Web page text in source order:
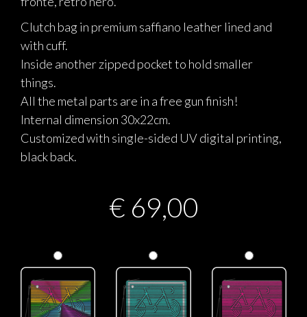
Clutch bag in premium saffiano leather lined and
with cuff.
Inside another zipped pocket to hold smaller
things.
All the metal parts are in a free gun finish!
Internal dimension 30x22cm.
Customized with single-sided UV digital printing,
black back.
€69,00